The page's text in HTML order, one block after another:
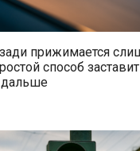
прижимается
способ
дальше